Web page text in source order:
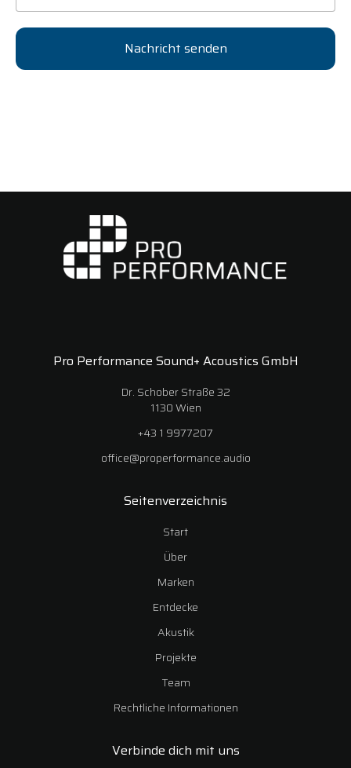
Pro Performance Sound+ Acoustics GmbH
Dr. Schober Straße 32
1130 Wien
+43 1 9977207
office@properformance.audio
Seitenverzeichnis
Start
Über
Marken
Entdecke
Akustik
Projekte
Team
Rechtliche Informationen
Verbinde dich mit uns